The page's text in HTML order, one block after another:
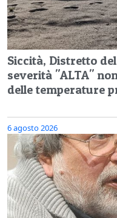
Siccità, Distretto
severità "ALTA"
delle temperature
6 agosto 2026